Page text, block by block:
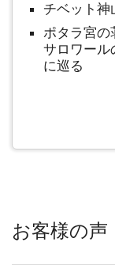
チベット神
ポタラ宮の
サロワー
に巡る
お客様の声